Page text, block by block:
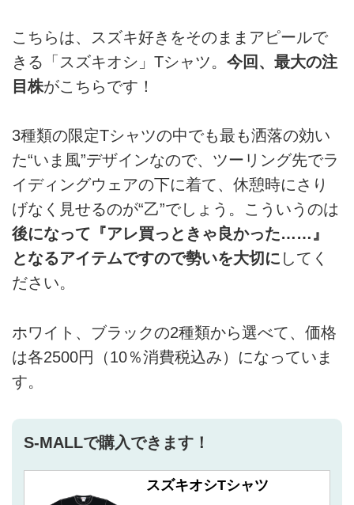
こちらは、スズキ好きをそのままアピールで
きる「スズキオシ」Tシャツ。 今回、最大の注
目株がこちらです！
3種類の限定Tシャツの中でも最も洒落の効い
た“いま風”デザインなので、ツーリング先でラ
イディングウェアの下に着て、休憩時にさり
げなく見せるのが“乙”でしょう。こういうのは
後になって『アレ買っときゃ良かった……』
となるアイテムですので勢いを大切に してく
ださい。
ホワイト、ブラックの2種類から選べて、価格
は各2500円（10％消費税込み）になっていま
す。
S-MALLで購入できます！
スズキオシTシャツ